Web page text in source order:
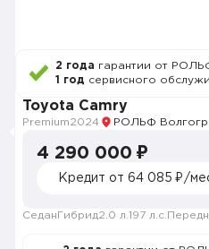
2 года гарантии от
1 год сервисного
Toyota Camry
Premium2024 РОЛЬФ
4 290 000 ₽
Кредит от 64 085 ₽/
Седан Гибрид2.0 л. 197 л.с.